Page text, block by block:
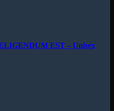
EST – Unisex